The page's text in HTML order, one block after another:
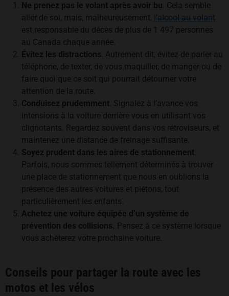
Ne prenez pas le volant après avoir bu . Cela semble
aller de soi, mais, malheureusement, l’alcool au volant
est responsable du décès de plus de 1 497 personnes
au Canada chaque année.
Évitez les distractions . Autrement dit, évitez de parler au
téléphone, de texter, de vous maquiller, de manger ou de
faire quoi que ce soit qui pourrait détourner votre
attention de la route.
Conduisez prudemment . Signalez à l’avance vos
intensions à la voiture derrière vous en utilisant vos
clignotants. Regardez souvent dans vos rétroviseurs, et
maintenez une distance de freinage suffisante.
Soyez prudent dans les aires de stationnement
Parfois, nous sommes tellement déterminés à trouver
une place de stationnement que nous en oublions la
présence des autres voitures et piétons, tout
particulièrement les enfants.
Achetez une voiture équipée d’un système de
prévention des collisions. Pensez à ce système lorsque
vous achèterez votre prochaine voiture.
Conseils pour partager la route avec les
motos et les vélos